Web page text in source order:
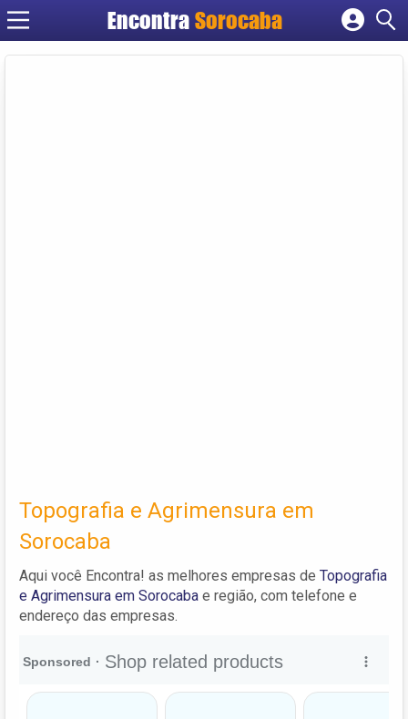
EncontraSorocaba
Cadastrar empresa
Topografia e Agrimensura em
Sorocaba
Aqui você Encontra! as melhores empresas de Topografia
e Agrimensura em Sorocaba e região, com telefone e
endereço das empresas.